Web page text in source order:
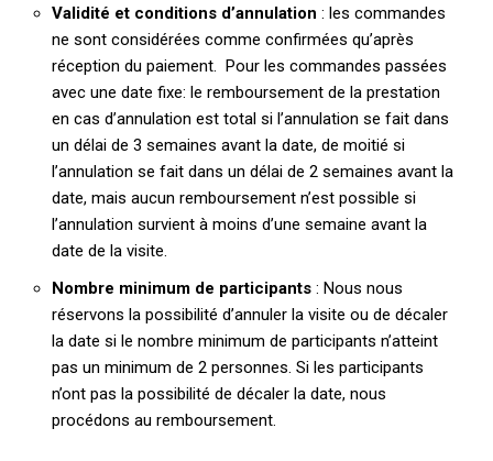
Validité et conditions d’annulation : les commandes
ne sont considérées comme confirmées qu’après
réception du paiement. Pour les commandes passées
avec une date fixe: le remboursement de la prestation
en cas d’annulation est total si l’annulation se fait dans
un délai de 3 semaines avant la date, de moitié si
l’annulation se fait dans un délai de 2 semaines avant la
date, mais aucun remboursement n’est possible si
l’annulation survient à moins d’une semaine avant la
date de la visite.
Nombre minimum de participants : Nous nous
réservons la possibilité d’annuler la visite ou de décaler
la date si le nombre minimum de participants n’atteint
pas un minimum de 2 personnes. Si les participants
n’ont pas la possibilité de décaler la date, nous
procédons au remboursement.